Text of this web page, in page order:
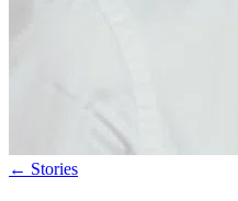
← Stories